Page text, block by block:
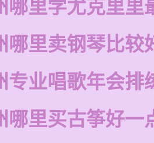
哪里学尤克里里
哪里卖钢琴比较
专业唱歌年会排
哪里买古筝好一